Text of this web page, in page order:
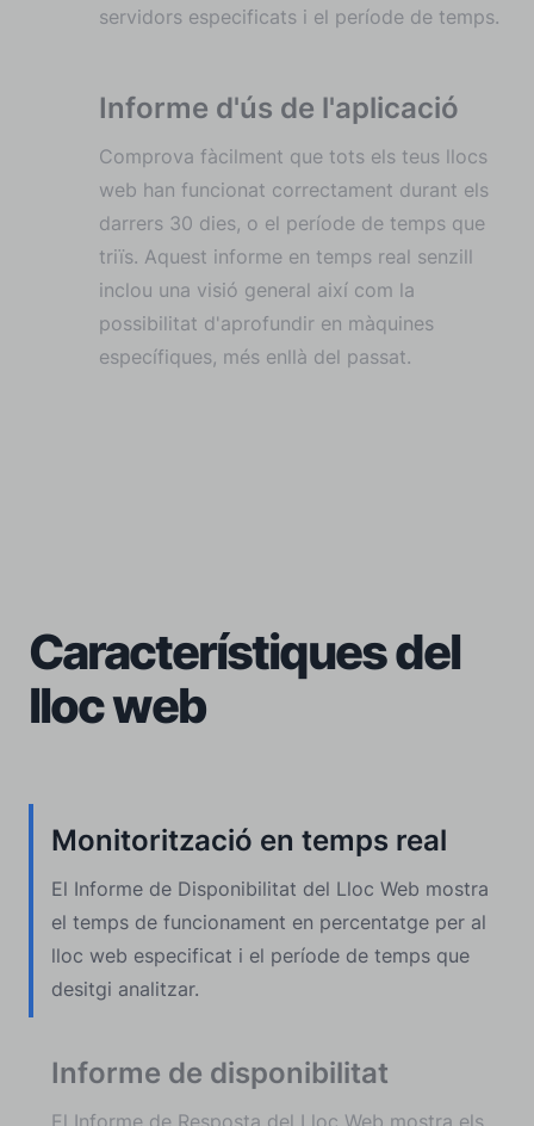
servidors especificats i el període de temps.
Informe d'ús de l'aplicació
Comprova fàcilment que tots els teus llocs
web han funcionat correctament durant els
darrers 30 dies, o el període de temps que
triïs. Aquest informe en temps real senzill
inclou una visió general així com la
possibilitat d'aprofundir en màquines
específiques, més enllà del passat.
Característiques del
lloc web
Monitorització en temps real
El Informe de Disponibilitat del Lloc Web mostra
el temps de funcionament en percentatge per al
lloc web especificat i el període de temps que
desitgi analitzar.
Informe de disponibilitat
El Informe de Resposta del Lloc Web mostra els